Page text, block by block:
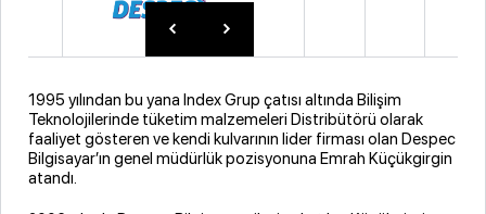
1995 yılından bu yana Index Grup çatısı altında Bilişim
Teknolojilerinde tüketim malzemeleri Distribütörü olarak
faaliyet gösteren ve kendi kulvarının lider firması olan Despec
Bilgisayar’ın genel müdürlük pozisyonuna Emrah Küçükgirgin
atandı.